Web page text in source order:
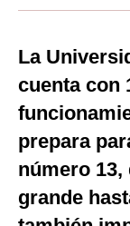
Internacional
Club del Suscriptor
Mix
G de Gestión
La
cuenta con
prepara
número 13,
grande